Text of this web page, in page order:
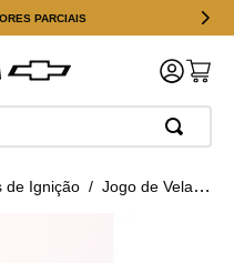
PARCIAIS
de Ignição Jogo de Velas Equinox 2017/2020 2.0 16v ACDelco 19378986